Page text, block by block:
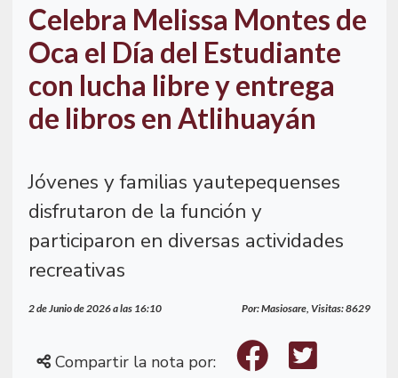
Celebra Melissa Montes de
Oca el Día del Estudiante
con lucha libre y entrega
de libros en Atlihuayán
Jóvenes y familias yautepequenses
disfrutaron de la función y
participaron en diversas actividades
recreativas
2 de Junio de 2026 a las 16:10 Por: Masiosare, Visitas: 8629
Compartir la nota por: